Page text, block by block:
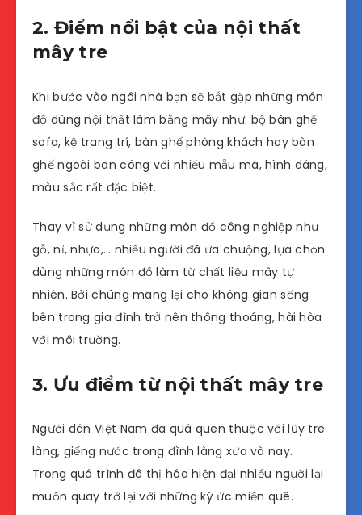
2. Điểm nổi bật của nội thất
mây tre
Khi bước vào ngôi nhà bạn sẽ bắt gặp những món
đồ dùng nội thất làm bằng mây như: bộ bàn ghế
sofa, kệ trang trí, bàn ghế phòng khách hay bàn
ghế ngoài ban công với nhiều mẫu mã, hình dáng,
màu sắc rất đặc biệt.
Thay vì sử dụng những món đồ công nghiệp như
gỗ, nỉ, nhựa,… nhiều người đã ưa chuộng, lựa chọn
dùng những món đồ làm từ chất liệu mây tự
nhiên. Bởi chúng mang lại cho không gian sống
bên trong gia đình trở nên thông thoáng, hài hòa
với môi trường.
3. Ưu điểm từ nội thất mây tre
Người dân Việt Nam đã quá quen thuộc với lũy tre
làng, giếng nước trong đình làng xưa và nay.
Trong quá trình đô thị hóa hiện đại nhiều người lại
muốn quay trở lại với những ký ức miền quê.